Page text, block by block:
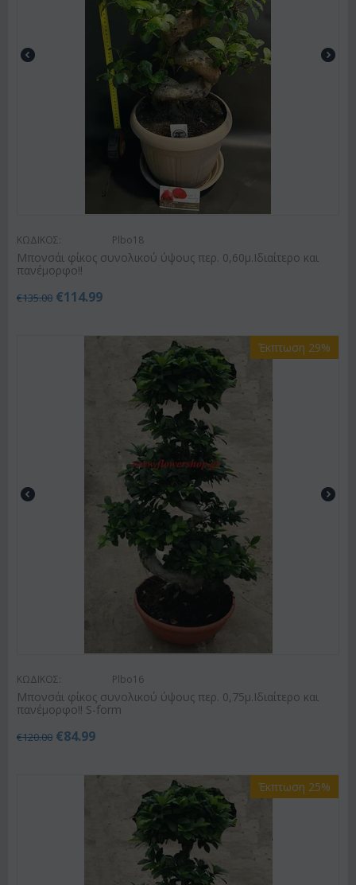
ΚΩΔΙΚΟΣ: Plbo18
Μπονσάι φίκος συνολικού ύψους περ. 0,60μ.Ιδιαίτερο και
πανέμορφο!!
€135.00 €114.99
Έκπτωση 29%
ΚΩΔΙΚΟΣ: Plbo16
Μπονσάι φίκος συνολικού ύψους περ. 0,75μ.Ιδιαίτερο και
πανέμορφο!! S-form
€120.00 €84.99
Έκπτωση 25%